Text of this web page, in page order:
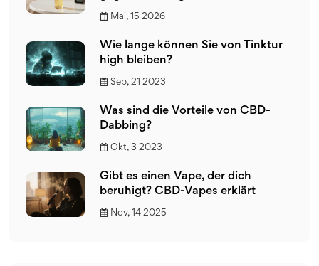
Mai, 15 2026
Wie lange können Sie von Tinktur
high bleiben?
Sep, 21 2023
Was sind die Vorteile von CBD-
Dabbing?
Okt, 3 2023
Gibt es einen Vape, der dich
beruhigt? CBD-Vapes erklärt
Nov, 14 2025